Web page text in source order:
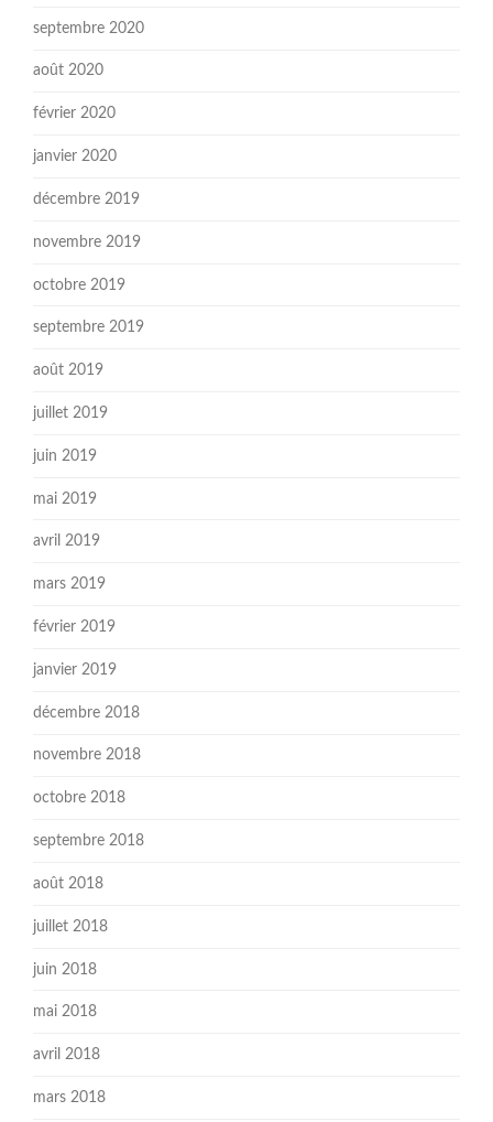
septembre 2020
août 2020
février 2020
janvier 2020
décembre 2019
novembre 2019
octobre 2019
septembre 2019
août 2019
juillet 2019
juin 2019
mai 2019
avril 2019
mars 2019
février 2019
janvier 2019
décembre 2018
novembre 2018
octobre 2018
septembre 2018
août 2018
juillet 2018
juin 2018
mai 2018
avril 2018
mars 2018